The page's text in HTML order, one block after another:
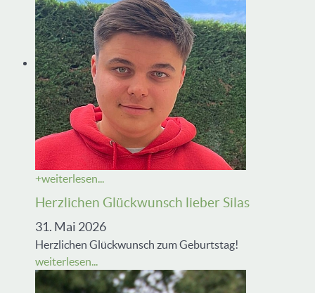
+weiterlesen...
Herzlichen Glückwunsch lieber Silas
31. Mai 2026
Herzlichen Glückwunsch zum Geburtstag!
weiterlesen...